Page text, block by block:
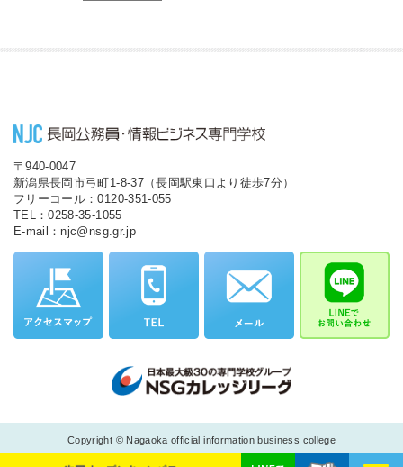
〒940-0047
新潟県長岡市弓町1-8-37（長岡駅東口より徒歩7分）
フリーコール：0120-351-055
TEL：0258-35-1055
E-mail：njc@nsg.gr.jp
Copyright © Nagaoka official information business college